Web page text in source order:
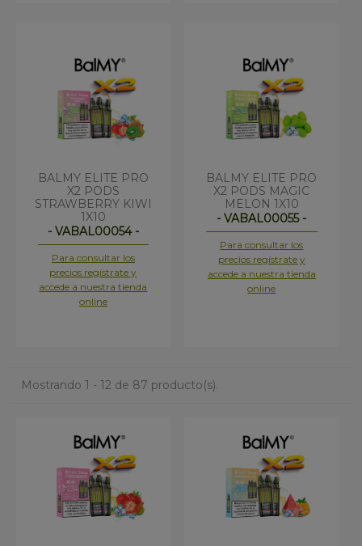
BALMY ELITE PRO
X2 PODS
STRAWBERRY KIWI
1X10
- VABAL00054 -
Para consultar los
precios regístrate y
accede a nuestra tienda
online
BALMY ELITE PRO
X2 PODS MAGIC
MELON 1X10
- VABAL00055 -
Para consultar los
precios regístrate y
accede a nuestra tienda
online
Mostrando 1 - 12 de 87 producto(s).